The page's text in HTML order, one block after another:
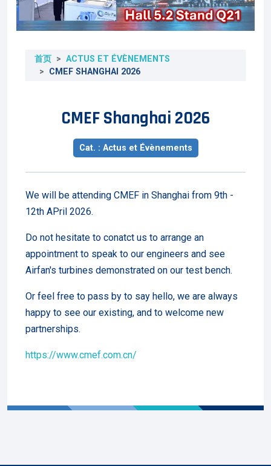
首页
ACTUS ET ÉVÈNEMENTS
CMEF SHANGHAI 2026
CMEF Shanghai 2026
Cat. : Actus et Évènements
We will be attending CMEF in Shanghai from 9th -
12th APril 2026.
Do not hesitate to conatct us to arrange an
appointment to speak to our engineers and see
Airfan's turbines demonstrated on our test bench.
Or feel free to pass by to say hello, we are always
happy to see our existing, and to welcome new
partnerships.
https://www.cmef.com.cn/